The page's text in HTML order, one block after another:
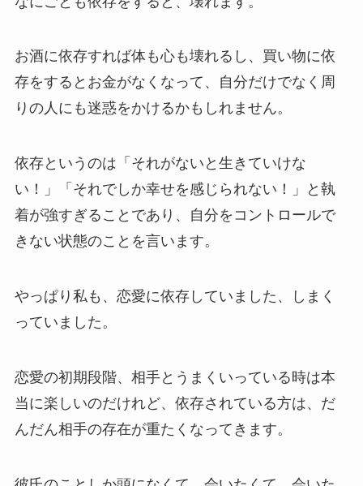
お酒に依存すれば体も心も壊れるし、買い物に依
存をするとお金がなくなって、自分だけでなく周
りの人にも迷惑をかけるかもしれません。
依存というのは「それがないと生きていけな
い！」「それでしか幸せを感じられない！」と執
着が強すぎることであり、自分をコントロールで
きない状態のことを言います。
やっぱり私も、恋愛に依存していました、しまく
っていました。
恋愛の初期段階、相手とうまくいっている時は本
当に楽しいのだけれど、依存されている方は、だ
んだん相手の存在が重たくなってきます。